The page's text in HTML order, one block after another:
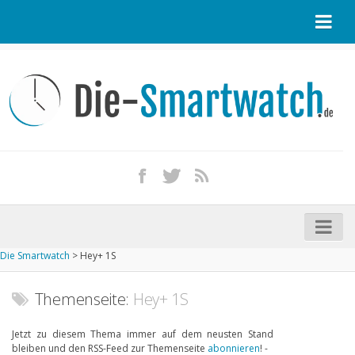
Kontakt / Tipp geben
Impressum
iPhone kaufen
Startseite
Aktuelle Smartwatches im Test
Die Smartwatch > Hey+ 1S
Themenseite: Hey+ 1S
Jetzt zu diesem Thema immer auf dem neusten Stand
bleiben und den RSS-Feed zur Themenseite abonnieren! -